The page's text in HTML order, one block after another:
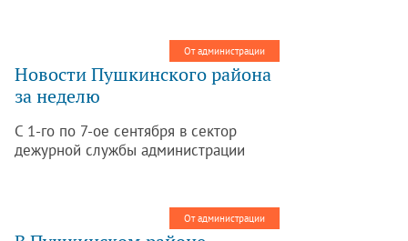
внутренней системы газоснабжения.
От администрации
Новости Пушкинского района
за неделю
С 1-го по 7-ое сентября в сектор
дежурной службы администрации
Зарегистрировано 22 жалобы.
От администрации